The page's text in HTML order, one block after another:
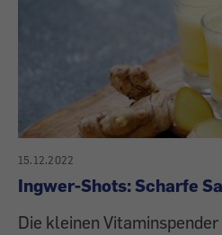
15.12.2022
Ingwer-Shots: Scharfe
Die kleinen Vitaminspender